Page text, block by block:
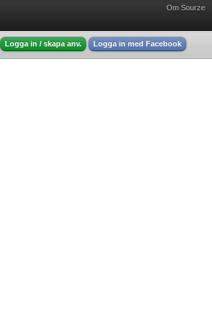
Om Sourze
Logga in / skapa anv. Logga in med Facebook